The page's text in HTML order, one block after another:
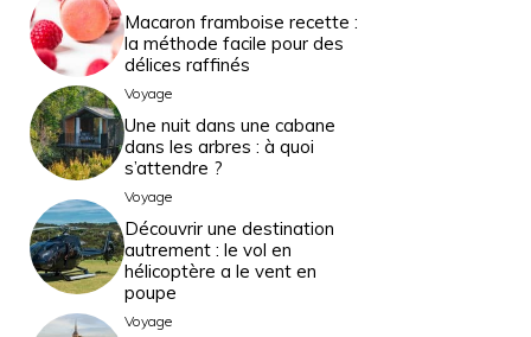
Macaron framboise recette :
la méthode facile pour des
délices raffinés
Voyage
Une nuit dans une cabane
dans les arbres : à quoi
s’attendre ?
Voyage
Découvrir une destination
autrement : le vol en
hélicoptère a le vent en
poupe
Voyage